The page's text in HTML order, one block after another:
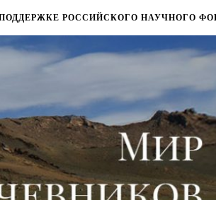
РОССИЙСКОГО НАУЧНОГО